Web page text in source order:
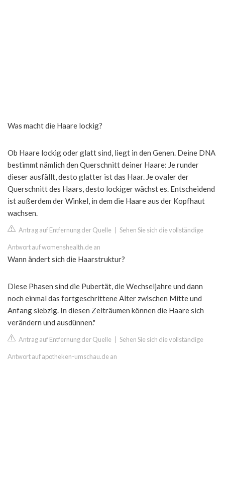
Was macht die Haare lockig?
Ob Haare lockig oder glatt sind, liegt in den Genen. Deine DNA
bestimmt nämlich den Querschnitt deiner Haare: Je runder
dieser ausfällt, desto glatter ist das Haar. Je ovaler der
Querschnitt des Haars, desto lockiger wächst es. Entscheidend
ist außerdem der Winkel, in dem die Haare aus der Kopfhaut
wachsen.
Antrag auf Entfernung der Quelle Sehen Sie sich die vollständige
Antwort auf womenshealth.de an
Wann ändert sich die Haarstruktur?
Diese Phasen sind die Pubertät, die Wechseljahre und dann
noch einmal das fortgeschrittene Alter zwischen Mitte und
Anfang siebzig. In diesen Zeiträumen können die Haare sich
verändern und ausdünnen."
Antrag auf Entfernung der Quelle Sehen Sie sich die vollständige
Antwort auf apotheken-umschau.de an